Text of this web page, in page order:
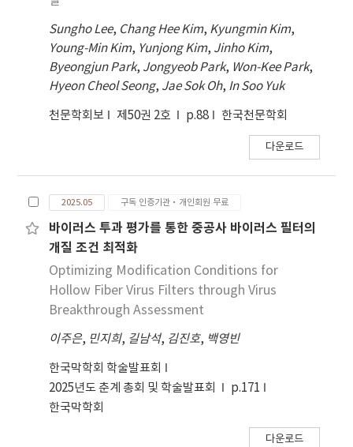
production, and is expected to provide
fundamental data for future studies on
related materials.
Sungho Lee, Chang Hee Kim, Kyungmin Kim,
Young-Min Kim, Yunjong Kim, Jinho Kim,
Byeongjun Park, Jongyeob Park, Won-Kee Park,
Hyeon Cheol Seong, Jae Sok Oh, In Soo Yuk
천문학회보 제50권 2호 p.88 한국천문학회
다운로드
2025.05 구독 인증기관·개인회원 무료
바이러스 투과 평가를 통한 중공사 바이러스 필터의
개질 조건 최적화
Optimizing Modification Conditions for
Hollow Fiber Virus Filters through Virus
Breakthrough Assessment
이주은, 민지희, 길남석, 김진호, 백영빈
한국막학회 학술발표회
2025년도 춘계 총회 및 학술발표회
p.171
한국막학회
다운로드